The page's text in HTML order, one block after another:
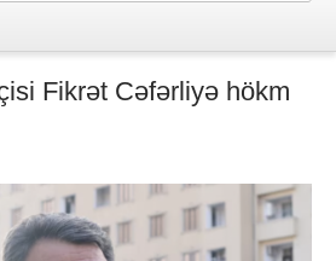
Fikrət Cəfərliyə hökm